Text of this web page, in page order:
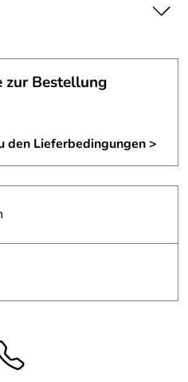
zur Bestellung
den Lieferbedingungen >